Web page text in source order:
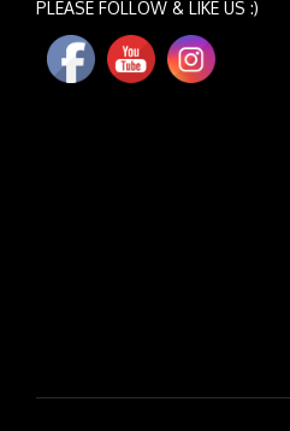
PLEASE FOLLOW & LIKE US :)